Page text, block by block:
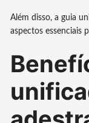
Além disso, a guia
aspectos essenciais